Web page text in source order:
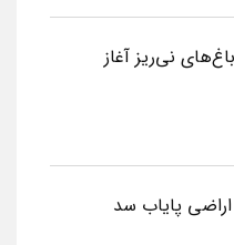
نی‌ریز آغاز
پایاب سد